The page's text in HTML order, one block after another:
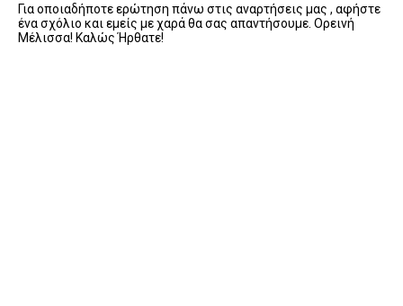
Για οποιαδήποτε ερώτηση πάνω στις αναρτήσεις μας , αφήστε
ένα σχόλιο και εμείς με χαρά θα σας απαντήσουμε. Ορεινή
Μέλισσα! Καλώς Ήρθατε!